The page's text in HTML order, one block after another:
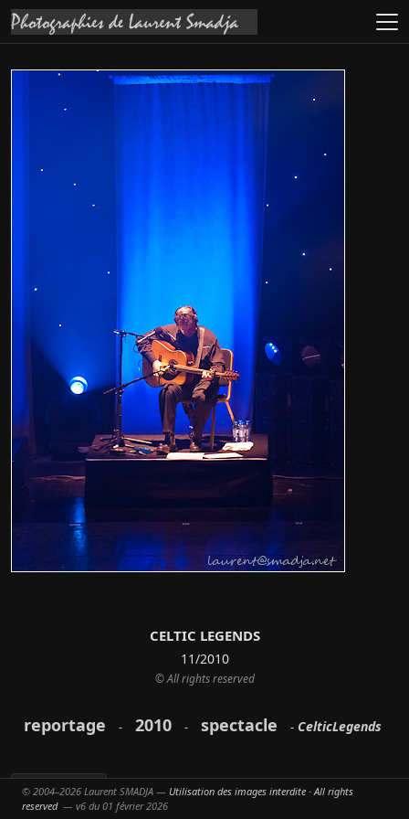
reportage - 2010 - spectacle - CelticLegends
Partager
CELTIC LEGENDS
11/2010
© All rights reserved
© 2004–2026 Laurent SMADJA — Utilisation des images interdite · All rights
reserved— v6 du 01 février 2026